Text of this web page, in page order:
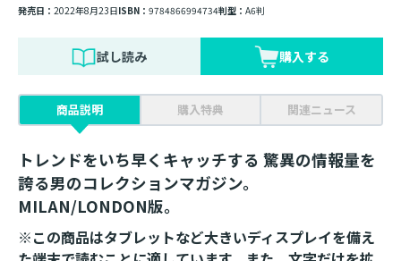
発売日： 2022年8月23日ISBN： 9784866994734判型： A6判
試し読み 購入する
商品説明 購入特典 関連ニュース
トレンドをいち早くキャッチする 驚異の情報量を
誇る男のコレクションマガジン。
MILAN/LONDON版。
※この商品はタブレットなど大きいディスプレイを備え